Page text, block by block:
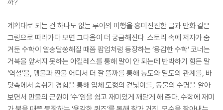
계획대로 되는 건 하나도 없는 루아의 여행을 흥미진진한 글과 만화 같은
그림으로 따라가다 보면 그다음이 더 궁금해진다. 스토리 속에 저자가 숨
겨둔 수학이 알송달쏭해질 때쯤 팝업처럼 등장하는 ‘용감한 수학’ 코너는
거북을 앞서지 못하는 아킬레스를 통해 말이 안 되는데 반박하기 힘든 말
‘역설’을, 맹물과 짠물 어디서 더 잘 뜰까를 통해 농도와 밀도의 관계를, 바
닷속에서 숨쉬기 경험을 통해 입체 도형의 겉넓이를, 동물의 수명을 알아
보면서 만물의 근원이 ‘수’임을 쉽고 재미있게 깨닫게 해 준다. 수학에 재미